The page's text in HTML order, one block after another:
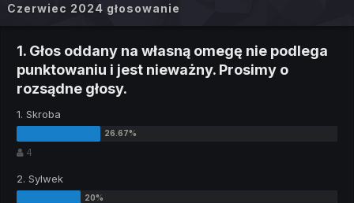
Czerwiec 2024 głosowanie
1. Głos oddany na własną omegę nie podlega
punktowaniu i jest nieważny. Prosimy o
rozsądne głosy.
1. Skroba
4
2. Sylwek